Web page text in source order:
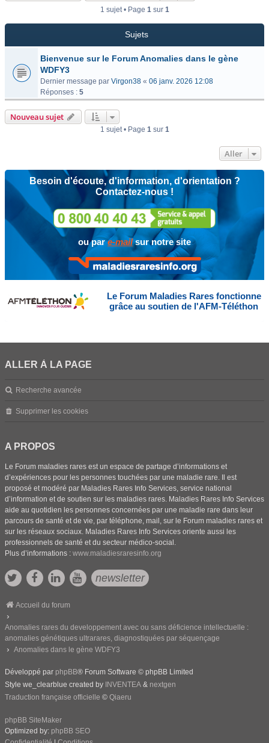
1 sujet • Page 1sur 1
Sujets
Bienvenue sur le Forum Anomalies dans le gène
WDFY3
Dernier message par Virgon38 « 06 janv. 2026 12:08
Réponses : 5
Nouveau sujet
1 sujet • Page 1sur 1
Aller
Besoin d'écoute, d'information, d'orientation ?
Contactez-nous !
ou pare-mailsur notre site
Le Forum Maladies Rares fonctionne
grâce au soutien de l'AFM-Téléthon
ALLER À LA PAGE
Recherche avancée
Supprimer les cookies
A PROPOS
Le Forum maladies rares est un espace de partage d’informations et
d’expériences pour les personnes touchées par une maladie rare. Il est
proposé et modéré par Maladies Rares Info Services, service national
d’information et de soutien sur les maladies rares. Maladies Rares Info Services
aide au quotidien les personnes concernées par une maladie rare dans leur
parcours de santé et de vie, par téléphone, mail, sur le Forum maladies rares et
sur les réseaux sociaux. Maladies Rares Info Services oriente aussi les
professionnels de santé et du secteur médico-social.
Plus d’informations : www.maladiesraresinfo.org
newsletter
Accueil du forum
Anomalies rares du developpement avec ou sans déficience intellectuelle :
anomalies génétiques ultrarares, diagnostiquées par séquençage
Anomalies dans le gène WDFY3
Développé par phpBB® Forum Software © phpBB Limited
Style we_clearblue created by INVENTEA & nextgen
Traduction française officielle © Qiaeru
phpBB SiteMaker
Optimized by: phpBB SEO